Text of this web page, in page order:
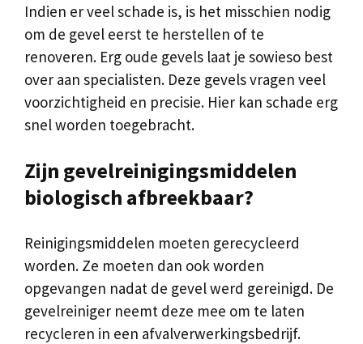
Indien er veel schade is, is het misschien nodig
om de gevel eerst te herstellen of te
renoveren. Erg oude gevels laat je sowieso best
over aan specialisten. Deze gevels vragen veel
voorzichtigheid en precisie. Hier kan schade erg
snel worden toegebracht.
Zijn gevelreinigingsmiddelen
biologisch afbreekbaar?
Reinigingsmiddelen moeten gerecycleerd
worden. Ze moeten dan ook worden
opgevangen nadat de gevel werd gereinigd. De
gevelreiniger neemt deze mee om te laten
recycleren in een afvalverwerkingsbedrijf.